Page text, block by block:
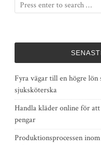
Fyra vägar till en högre lön
sjuksköterska
Handla kläder online för att
pengar
Produktionsprocessen